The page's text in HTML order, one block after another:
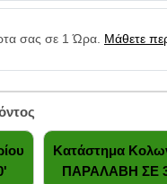
σας σε 1 Ώρα. Μάθετε
Κατάστημα
ΠΑΡΑΛΑΒΗ ΣΕ